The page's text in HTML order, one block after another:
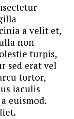
a velit et,
non
turpis,
sed erat vel
tortor,
iaculis
euismod.